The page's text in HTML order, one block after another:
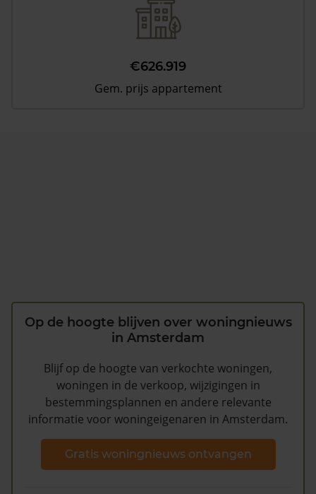
€626.919
Gem. prijs appartement
Op de hoogte blijven over woningnieuws
in Amsterdam
Blijf op de hoogte van verkochte woningen,
woningen in de verkoop, wijzigingen in
bestemmingsplannen en andere relevante
informatie voor woningeigenaren in Amsterdam.
Gratis woningnieuws ontvangen